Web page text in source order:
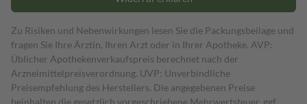
Zu Risiken und Nebenwirkungen lesen Sie die Packungsbeilage und
fragen Sie Ihre Ärztin, Ihren Arzt oder in Ihrer Apotheke. AVP:
Üblicher Apothekenverkaufspreis berechnet nach der
Arzneimittelpreisverordnung. UVP: Unverbindliche
Preisempfehlung des Herstellers. Die angegebenen Preise
beinhalten die gesetzlich vorgeschriebene Mehrwertsteuer, ggf.